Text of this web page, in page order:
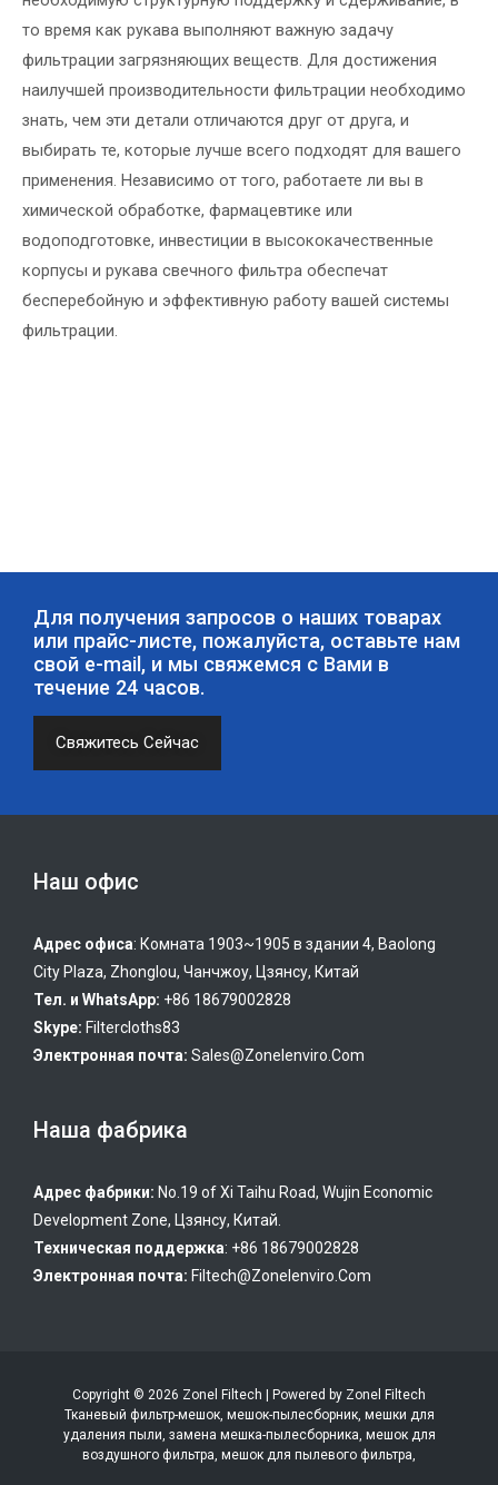
то время как рукава выполняют важную задачу
фильтрации загрязняющих веществ. Для достижения
наилучшей производительности фильтрации необходимо
знать, чем эти детали отличаются друг от друга, и
выбирать те, которые лучше всего подходят для вашего
применения. Независимо от того, работаете ли вы в
химической обработке, фармацевтике или
водоподготовке, инвестиции в высококачественные
корпусы и рукава свечного фильтра обеспечат
бесперебойную и эффективную работу вашей системы
фильтрации.
Для получения запросов о наших товарах
или прайс-листе, пожалуйста, оставьте нам
свой e-mail, и мы свяжемся с Вами в
течение 24 часов.
Свяжитесь Сейчас
Наш офис
Адрес офиса: Комната 1903~1905 в здании 4, Baolong
City Plaza, Zhonglou, Чанчжоу, Цзянсу, Китай
Тел. и WhatsApp: +86 18679002828
Skype: Filtercloths83
Электронная почта: Sales@zonelenviro.com
Наша фабрика
Адрес фабрики: No.19 of Xi Taihu Road, Wujin Economic
Development Zone, Цзянсу, Китай.
Техническая поддержка: +86 18679002828
Электронная почта: Filtech@zonelenviro.com
Copyright © 2026 Zonel Filtech | Powered by Zonel Filtech
Тканевый фильтр-мешок, мешок-пылесборник, мешки для
удаления пыли, замена мешка-пылесборника, мешок для
воздушного фильтра, мешок для пылевого фильтра,